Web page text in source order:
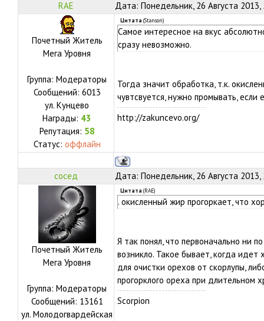
RAE Дата: Понедельник, 26 Августа
Почетный Житель
Мега Уровня
Группа: Модераторы
Сообщений: 6013
ул. Кунцево
Награды: 43
Репутация: 58
Статус: оффлайн
Цитата (Stanson)
Самое интересное на вкус
сразу невозможно.
Тогда значит обработка, т.к.
чувтсвуется, нужно промывать,
http://zakuncevo.org/
сосед Дата: Понедельник, 26 Августа
Почетный Житель
Мега Уровня
Группа: Модераторы
Сообщений: 13161
ул. Молодогвардейская
Цитата (RAE)
. окисленный жир прогоркает, что
Я так понял, что первоначально ни
возникло. Такое бывает, когда
для очистки орехов от скорлупы,
прогорклого ореха при длительном
Scorpion